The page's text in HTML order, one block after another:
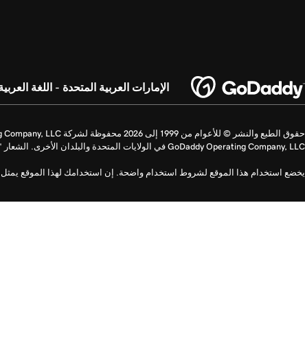
الإمارات العربية المتحدة - اللغة
GoDaddy Operating Company, LLC في الولايات المتحدة والبلدان الأخرى. الشعار "GO" عبارة عن علامة تجارية مسجلة لشركة GoDaddy.com LLC في الولايات المتحدة.
يخضع استخدام هذا الموقع لشروط استخدام واضحة. إن استخدامك لهذا الموقع يمثل